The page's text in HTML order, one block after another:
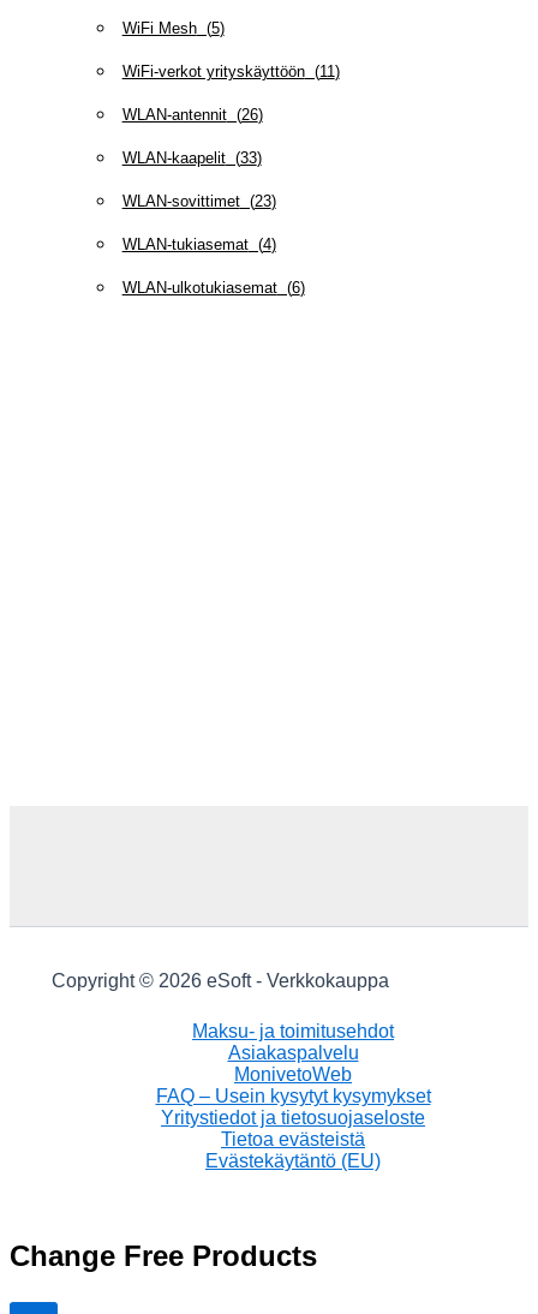
WiFi Mesh(5)
WiFi-verkot yrityskäyttöön(11 )
WLAN-antennit(26)
WLAN-kaapelit(33)
WLAN-sovittimet(23)
WLAN-tukiasemat(4)
WLAN-ulkotukiasemat(6)
Copyright © 2026 eSoft - Verkkokauppa
Maksu- ja toimitusehdot
Asiakaspalvelu
MonivetoWeb
FAQ – Usein kysytyt kysymykset
Yritystiedot ja tietosuojaseloste
Tietoa evästeistä
Evästekäytäntö (EU)
Change Free Products